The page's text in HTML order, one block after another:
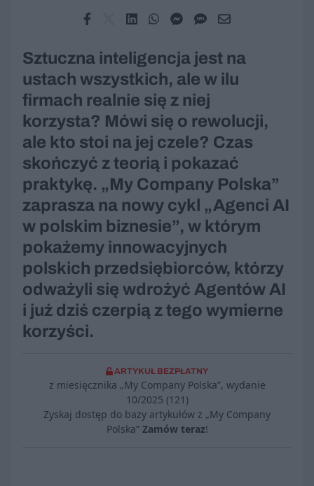
Sztuczna inteligencja jest na
ustach wszystkich, ale w ilu
firmach realnie się z niej
korzysta? Mówi się o rewolucji,
ale kto stoi na jej czele? Czas
skończyć z teorią i pokazać
praktykę. „My Company Polska”
zaprasza na nowy cykl „Agenci AI
w polskim biznesie”, w którym
pokażemy innowacyjnych
polskich przedsiębiorców, którzy
odważyli się wdrożyć Agentów AI
i już dziś czerpią z tego wymierne
korzyści.
ARTYKUŁ BEZPŁATNY
z miesięcznika „My Company Polska”, wydanie
10/2025 (121)
Zyskaj dostęp do bazy artykułów z „My Company
Polska” Zamów teraz!